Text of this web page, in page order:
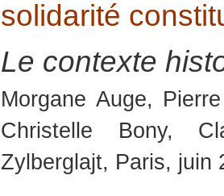
solidarité
Le contexte
Morgane Auge,
Christelle Bony,
Zylberglajt, Paris, juin